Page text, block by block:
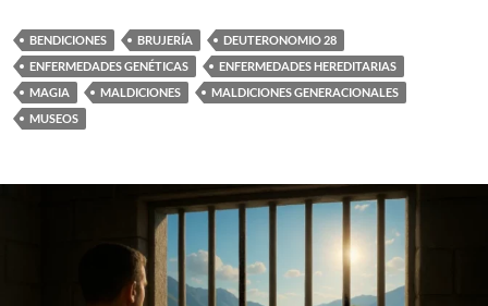
BENDICIONES BRUJERÍA
DEUTERONOMIO 28
ENFERMEDADES GENÉTICAS
ENFERMEDADES HEREDITARIAS
MAGIA
MALDICIONES
MALDICIONES GENERACIONALES
MUSEOS